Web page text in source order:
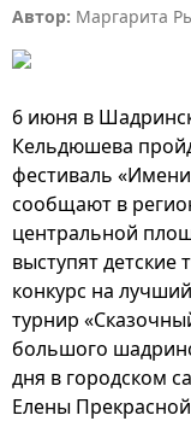
Автор: Маргарита
6 июня в
Кельдюшева
фестиваль
сообщают в
центральной
выступят детские
конкурс на
турнир
большого
дня в городском
Елены